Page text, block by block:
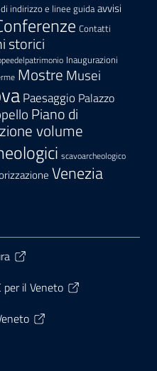
indirizzo e linee guida avvisi
Contatti
storici
Inaugurazioni
Mostre Musei
Paesaggio Palazzo
Piano di
volume
scavoarcheologico
Venezia
per il Veneto